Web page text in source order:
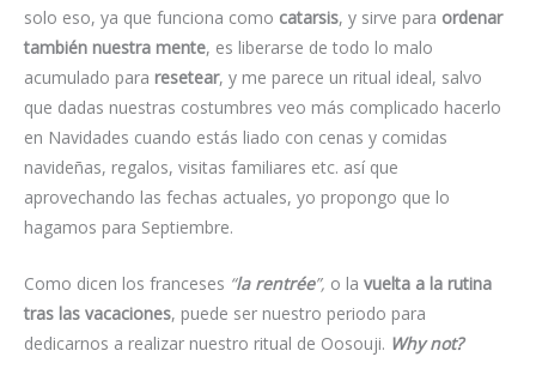
solo eso, ya que funciona como catarsis, y sirve para ordenar
también nuestra mente, es liberarse de todo lo malo
acumulado para resetear, y me parece un ritual ideal, salvo
que dadas nuestras costumbres veo más complicado hacerlo
en Navidades cuando estás liado con cenas y comidas
navideñas, regalos, visitas familiares etc. así que
aprovechando las fechas actuales, yo propongo que lo
hagamos para Septiembre.
Como dicen los franceses “la rentrée”, o la vuelta a la rutina
tras las vacaciones, puede ser nuestro periodo para
dedicarnos a realizar nuestro ritual de Oosouji. Why not?